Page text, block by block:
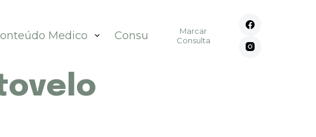
Medico Consultórios Contato
Marcar
Consulta